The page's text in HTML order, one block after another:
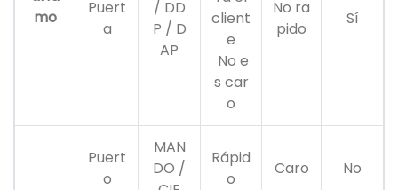
mo
Puert
a
/ DD
P / D
AP
client
e
No e
s car
o
No ra
pido
Sí
Puert
o
MAN
DO /
Rápid
o
Caro No